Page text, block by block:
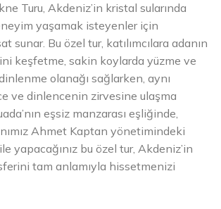
Turu, Akdeniz’in kristal sularında
yaşamak isteyenler için
sunar. Bu özel tur, katılımcılara adanın
keşfetme, sakin koylarda yüzme ve
olanağı sağlarken, aynı
ve dinlencenin zirvesine ulaşma
eşsiz manzarası eşliğinde,
Ahmet Kaptan yönetimindeki
yapacağınız bu özel tur, Akdeniz’in
tam anlamıyla hissetmenizi